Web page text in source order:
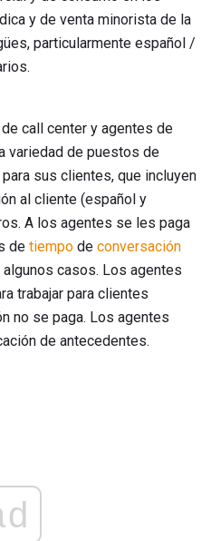
y de venta minorista de la
particularmente español /
call center y agentes de
variedad de puestos de
sus clientes, que incluyen
al cliente (español y
A los agentes se les paga
de tiempo de conversación
casos. Los agentes
trabajar para clientes
no se paga. Los agentes
de antecedentes.